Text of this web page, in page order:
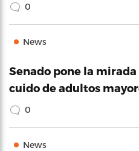
0
News
Senado pone la
cuido de adultos
0
News